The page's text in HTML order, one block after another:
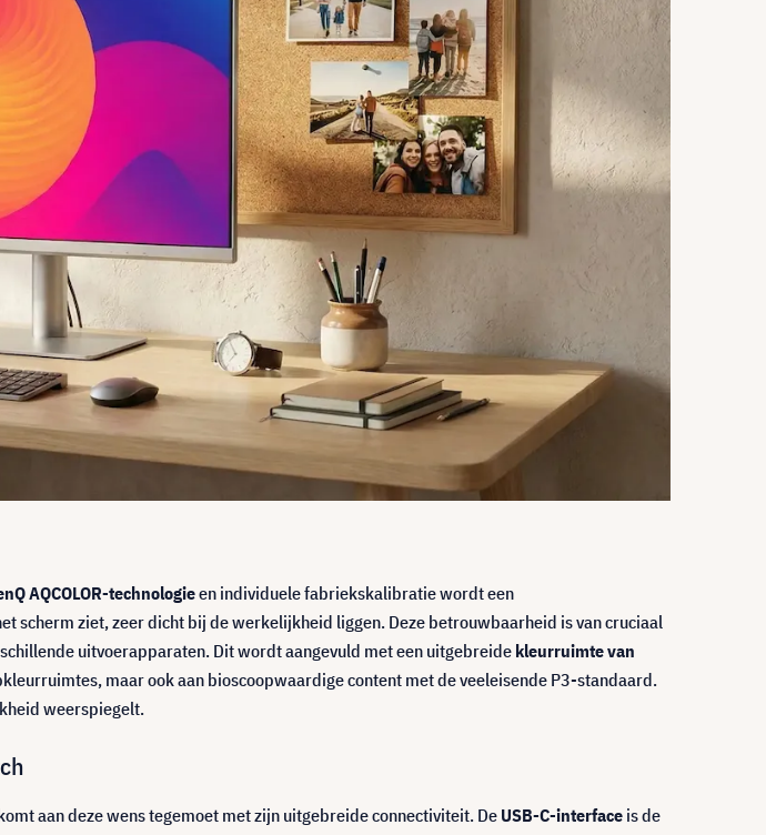
AQCOLOR-technologieen individuele fabriekskalibratie wordt een
scherm ziet, zeer dicht bij de werkelijkheid liggen. Deze betrouwbaarheid is van cruciaal
uitvoerapparaten. Dit wordt aangevuld met een uitgebreide kleurruimte van
maar ook aan bioscoopwaardige content met de veeleisende P3-standaard.
weerspiegelt.
aan deze wens tegemoet met zijn uitgebreide connectiviteit. De USB-C-interface is de